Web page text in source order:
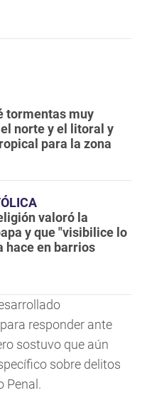
tormentas muy
norte y el litoral y
para la zona
valoró la
y que "visibilice lo
hace en barrios
responder ante
sostuvo que aún
sobre delitos
Penal.